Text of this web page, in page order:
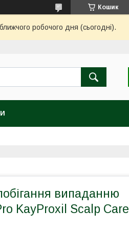
Кошик
робочого дня (сьогодні).
випаданню
KayProxil Scalp Care